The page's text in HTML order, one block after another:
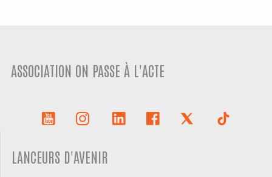
ASSOCIATION ON PASSE À L'ACTE
LANCEURS D'AVENIR